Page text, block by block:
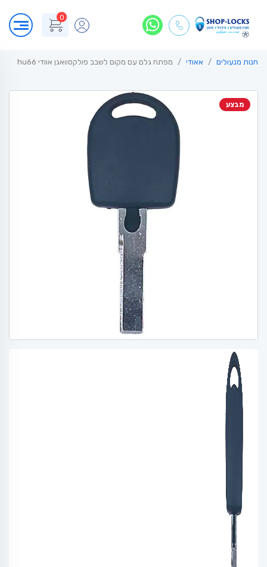
0
חנות מנעולים אאודי מפתח גלם עם מקום לשבב פולקסוואגן אוודי hu66
מבצע